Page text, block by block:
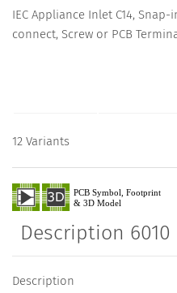
IEC Appliance Inlet C14,
connect, Screw or PCB
12 Variants
Description 6010
Description